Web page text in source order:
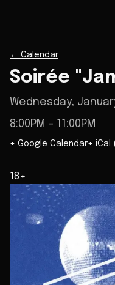
← Calendar
Soirée
Wednesday,
8:00PM – 11:00PM
+ Google Calendar+ iCal
18+